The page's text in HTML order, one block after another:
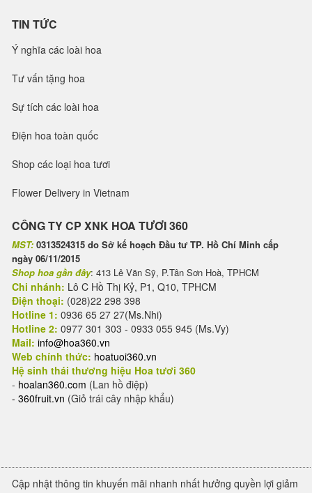
TIN TỨC
Ý nghĩa các loài hoa
Tư vấn tặng hoa
Sự tích các loài hoa
Điện hoa toàn quốc
Shop các loại hoa tươi
Flower Delivery in Vietnam
CÔNG TY CP XNK HOA TƯƠI 360
MST: 0313524315 do Sở kế hoạch Đầu tư TP. Hồ Chí Minh cấp
ngày 06/11/2015
Shop hoa gần đây: 413 Lê Văn Sỹ, P.Tân Sơn Hoà, TPHCM
Chi nhánh: Lô C Hồ Thị Kỷ, P1, Q10, TPHCM
Điện thoại: (028)22 298 398
Hotline 1: 0936 65 27 27(Ms.Nhi)
Hotline 2: 0977 301 303 - 0933 055 945 (Ms.Vy)
Mail: info@hoa360.vn
Web chính thức: hoatuoi360.vn
Hệ sinh thái thương hiệu Hoa tươi 360
- hoalan360.com (Lan hồ điệp)
- 360fruit.vn (Giỏ trái cây nhập khẩu)
Cập nhật thông tin khuyến mãi nhanh nhất hưởng quyền lợi giảm